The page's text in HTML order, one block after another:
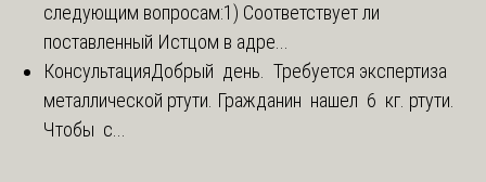
следующим вопросам:1) Соответствует ли
поставленный Истцом в адре...
КонсультацияДобрый день. Требуется экспертиза
металлической ртути. Гражданин нашел 6 кг. ртути.
Чтобы с...